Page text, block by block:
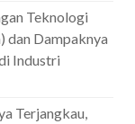
Teknologi
dan Dampaknya
Industri
Terjangkau,